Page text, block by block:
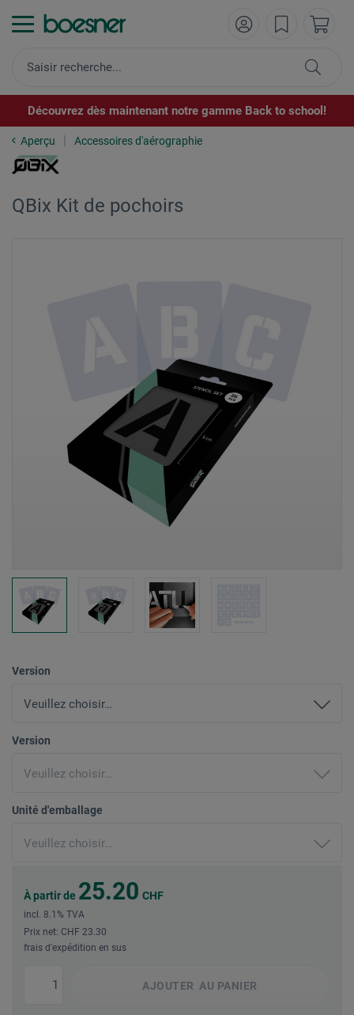
Découvrez dès maintenant notre gamme Back to school!
Aperçu Accessoires d'aérographie
QBix Kit de pochoirs
Version
Version
Unité d'emballage
À partir de 25.20 CHF
incl. 8.1% TVA
Prix net: CHF 23.30
frais d'expédition en sus
AJOUTER AU PANIER